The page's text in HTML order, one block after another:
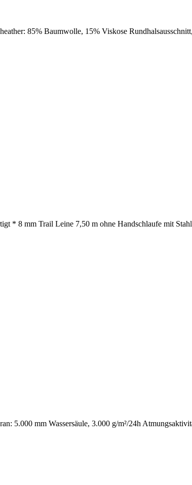
85% Baumwolle, 15% Viskose
* 8 mm Trail Leine 7,50 m ohne Handschlaufe mit
5.000 mm Wassersäule, 3.000 g/m²/24h